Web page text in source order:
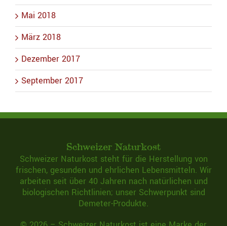
Mai 2018
März 2018
Dezember 2017
September 2017
Schweizer Naturkost
Schweizer Naturkost steht für die Herstellung von
frischen, gesunden und ehrlichen Lebensmitteln. Wir
arbeiten seit über 40 Jahren nach natürlichen und
biologischen Richtlinien; unser Schwerpunkt sind
Demeter-Produkte.